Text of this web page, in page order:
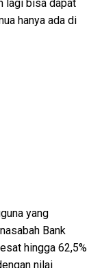
lagi bisa dapat
hanya ada di
yang
Bank
hingga 62,5%
nilai